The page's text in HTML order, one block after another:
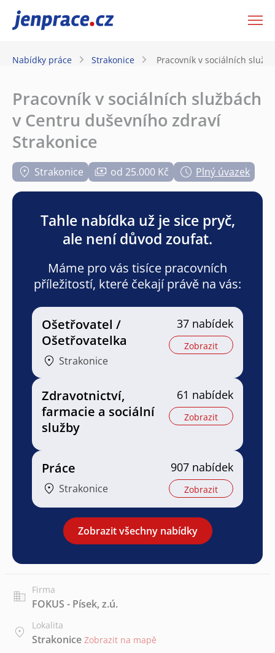
JenPráce.cz
Nabídky práce Strakonice Pracovník v sociálních
Pracovník v sociálních službách
v Centru duševního zdraví
Strakonice
Strakonice od 25.000 Kč Plný úvazek
Tahle nabídka už je sice pryč,
ale není důvod zoufat.
Máme pro vás tisíce pracovních
příležitostí, které čekají právě na vás:
Ošetřovatel /
Ošetřovatelka
Strakonice
37 nabídek
Zobrazit
Zdravotnictví,
farmacie a sociální
služby
61 nabídek
Zobrazit
Práce
Strakonice
907 nabídek
Zobrazit
Zobrazit všechny nabídky
Firma
FOKUS - Písek, z.ú.
Lokalita
Strakonice Zobrazit na mapě